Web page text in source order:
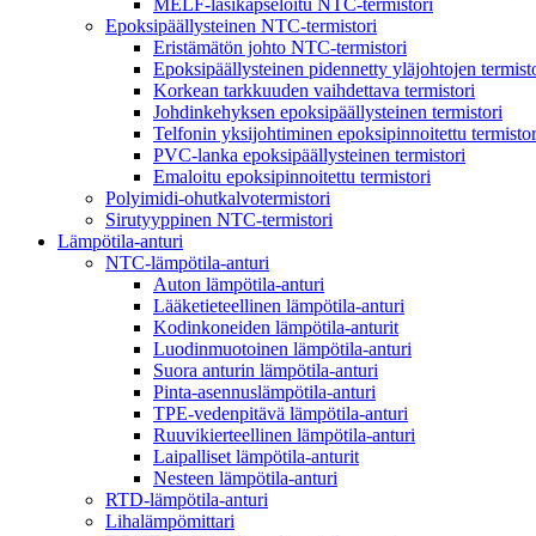
Epoksipäällysteinen NTC-termistori
Eristämätön johto NTC-termistori
Epoksipäällysteinen pidennetty yläjohtojen
Korkean tarkkuuden vaihdettava termistori
Johdinkehyksen epoksipäällysteinen termistori
Telfonin yksijohtiminen epoksipinnoitettu
PVC-lanka epoksipäällysteinen termistori
Emaloitu epoksipinnoitettu termistori
Polyimidi-ohutkalvotermistori
Sirutyyppinen NTC-termistori
Lämpötila-anturi
NTC-lämpötila-anturi
Auton lämpötila-anturi
Lääketieteellinen lämpötila-anturi
Kodinkoneiden lämpötila-anturit
Luodinmuotoinen lämpötila-anturi
Suora anturin lämpötila-anturi
Pinta-asennuslämpötila-anturi
TPE-vedenpitävä lämpötila-anturi
Ruuvikierteellinen lämpötila-anturi
Laipalliset lämpötila-anturit
Nesteen lämpötila-anturi
RTD-lämpötila-anturi
Lihalämpömittari